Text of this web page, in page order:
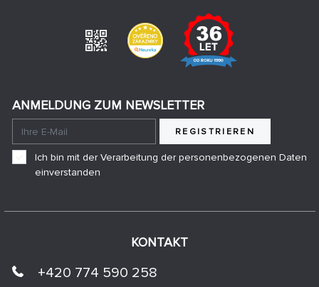
KONTAKT
+420 774 590 258
ANMELDUNG ZUM NEWSLETTER
REGISTRIEREN
Ich bin mit der Verarbeitung der personenbezogenen Daten
einverstanden